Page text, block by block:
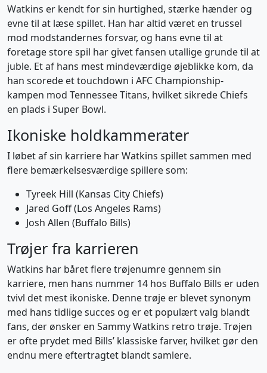
Watkins er kendt for sin hurtighed, stærke hænder og
evne til at læse spillet. Han har altid været en trussel
mod modstandernes forsvar, og hans evne til at
foretage store spil har givet fansen utallige grunde til at
juble. Et af hans mest mindeværdige øjeblikke kom, da
han scorede et touchdown i AFC Championship-
kampen mod Tennessee Titans, hvilket sikrede Chiefs
en plads i Super Bowl.
Ikoniske holdkammerater
I løbet af sin karriere har Watkins spillet sammen med
flere bemærkelsesværdige spillere som:
Tyreek Hill (Kansas City Chiefs)
Jared Goff (Los Angeles Rams)
Josh Allen (Buffalo Bills)
Trøjer fra karrieren
Watkins har båret flere trøjenumre gennem sin
karriere, men hans nummer 14 hos Buffalo Bills er uden
tvivl det mest ikoniske. Denne trøje er blevet synonym
med hans tidlige succes og er et populært valg blandt
fans, der ønsker en Sammy Watkins retro trøje. Trøjen
er ofte prydet med Bills’ klassiske farver, hvilket gør den
endnu mere eftertragtet blandt samlere.